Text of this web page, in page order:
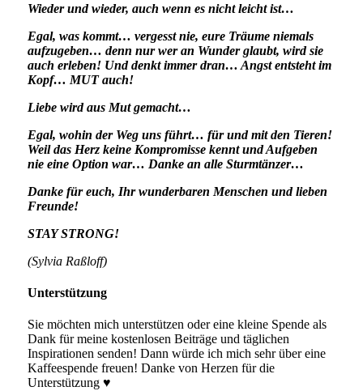
Wieder und wieder, auch wenn es nicht leicht ist…
Egal, was kommt… vergesst nie, eure Träume niemals
aufzugeben… denn nur wer an Wunder glaubt, wird sie
auch erleben! Und denkt immer dran… Angst entsteht im
Kopf… MUT auch!
Liebe wird aus Mut gemacht…
Egal, wohin der Weg uns führt… für und mit den Tieren!
Weil das Herz keine Kompromisse kennt und Aufgeben
nie eine Option war… Danke an alle Sturmtänzer…
Danke für euch, Ihr wunderbaren Menschen und lieben
Freunde!
STAY STRONG!
(Sylvia Raßloff)
Unterstützung
Sie möchten mich unterstützen oder eine kleine Spende als
Dank für meine kostenlosen Beiträge und täglichen
Inspirationen senden! Dann würde ich mich sehr über eine
Kaffeespende freuen! Danke von Herzen für die
Unterstützung ♥